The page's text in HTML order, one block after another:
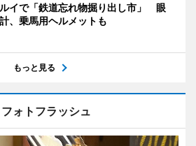
イで「鉄道忘れ物掘り出し市」 眼
、乗馬用ヘルメットも
もっと見る
フォトフラッシュ